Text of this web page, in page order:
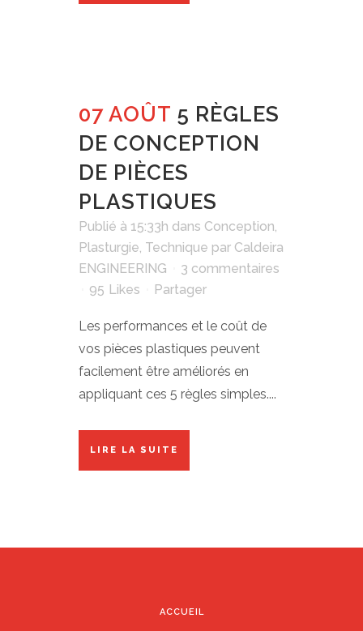
07 AOÛT 5 RÈGLES
DE CONCEPTION
DE PIÈCES
PLASTIQUES
Publié à 15:33h dans Conception,
Plasturgie, Technique par Caldeira
ENGINEERING
3 commentaires
95 Likes Partager
Les performances et le coût de
vos pièces plastiques peuvent
facilement être améliorés en
appliquant ces 5 règles simples....
LIRE LA SUITE
ACCUEIL